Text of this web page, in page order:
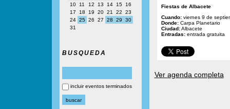
10
11 12 13 14 15
16
17
18 19 20 21 22
23
24 25 26 27 28 29
30
31
BUSQUEDA
incluir eventos terminados
Fiestas de Albacete
Cuando:viernes 9 de
Donde:Carpa Planetario
Ciudad:Albacete
Entradas: entrada gratuita
Ver agenda completa